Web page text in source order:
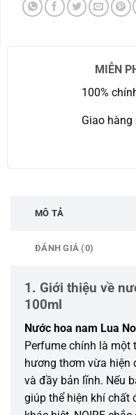
MIỄN
100%
Giao hàng
MÔ TẢ
ĐÁNH GIÁ (0)
1. Giới thiệu về
100ml
Nước hoa nam Lua
Perfume chính là một
hương thơm vừa hiện
và đầy bản lĩnh. Nếu
giúp thể hiện khí chất